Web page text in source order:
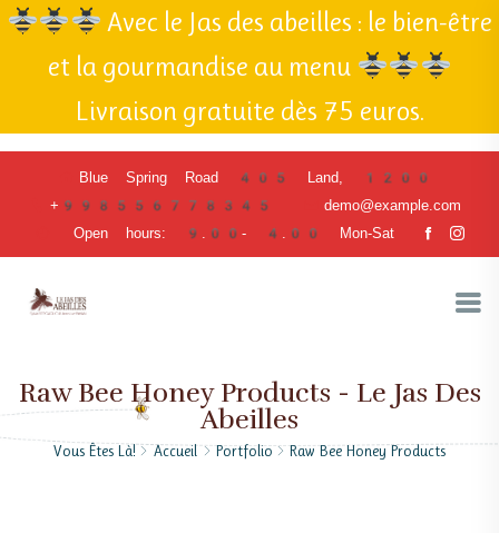
Avec le Jas des abeilles : le bien-être
et la gourmandise au menu
Livraison gratuite dès 75 euros.
Blue Spring Road 405 Land, 1200
+998556778345
demo@example.com
Open hours: 9.00- 4.00 Mon-Sat
Raw Bee Honey Products - Le Jas Des
Abeilles
Vous Êtes Là! Accueil Portfolio Raw Bee Honey Products